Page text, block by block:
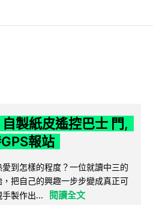
製紙皮遙控巴士 門,
報站
到怎樣的程度？一位就讀中三的
把自己的興趣一步步變成真正可
製作出...
閱讀全文